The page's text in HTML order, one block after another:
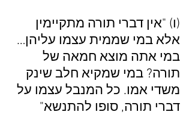
(ו) "אין דברי תורה מתקיימין
אלא במי שממית עצמו עליהן…
במי אתה מוצא חמאה של
תורה? במי שמקיא חלב שינק
משדי אמו. כל המנבל עצמו על
דברי תורה, סופו להתנשא"